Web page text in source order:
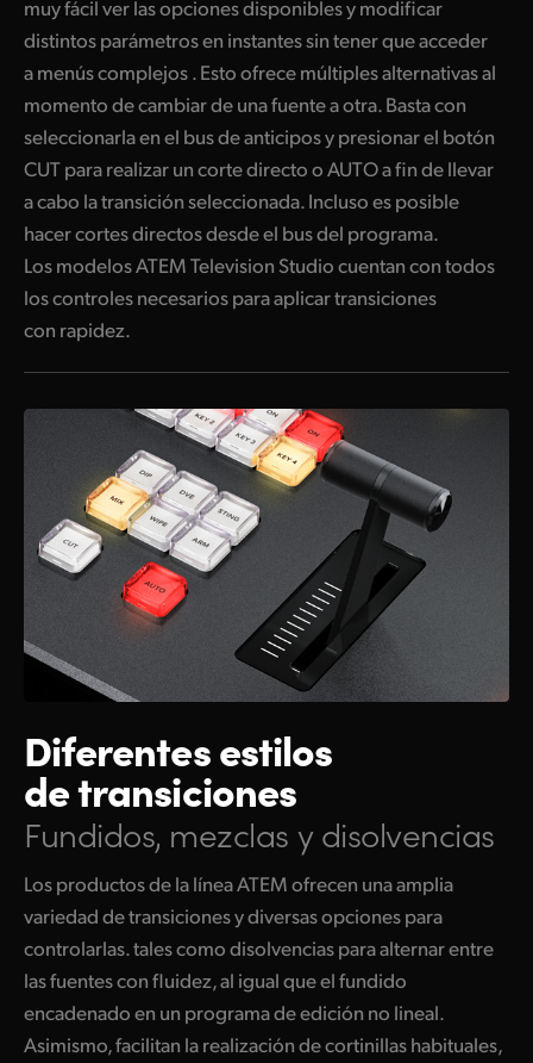
muy fácil ver las opciones disponibles y modificar
distintos parámetros en instantes sin tener que acceder
a menús complejos . Esto ofrece múltiples alternativas al
momento de cambiar de una fuente a otra. Basta con
seleccionarla en el bus de anticipos y presionar el botón
CUT para realizar un corte directo o AUTO a fin de llevar
a cabo la transición seleccionada. Incluso es posible
hacer cortes directos desde el bus del programa.
Los modelos ATEM Television Studio cuentan con todos
los controles necesarios para aplicar transiciones
con rapidez.
Diferentes estilos
de transiciones
Fundidos, mezclas y disolvencias
Los productos de la línea ATEM ofrecen una amplia
variedad de transiciones y diversas opciones para
controlarlas. tales como disolvencias para alternar entre
las fuentes con fluidez, al igual que el fundido
encadenado en un programa de edición no lineal.
Asimismo, facilitan la realización de cortinillas habituales,